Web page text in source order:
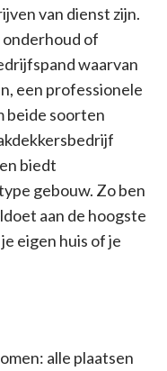
van dienst zijn.
of
waarvan
een professionele
beide soorten
biedt
gebouw. Zo ben
aan de hoogste
eigen huis of je
alle plaatsen